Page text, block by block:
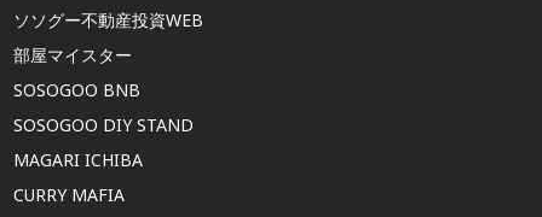
ソソグー不動産投資WEB
部屋マイスター
SOSOGOO BNB
SOSOGOO DIY STAND
MAGARI ICHIBA
CURRY MAFIA